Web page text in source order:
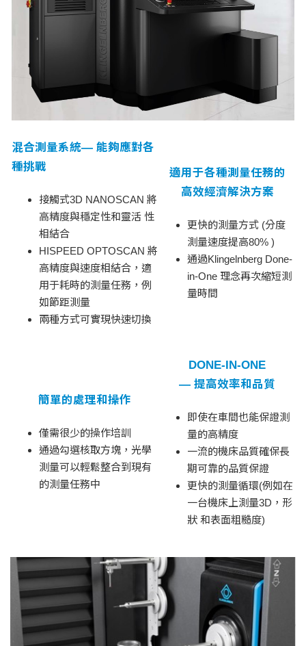
混合測量系統— 能夠應對各
種挑戰
接觸式3D NANOSCAN 將
高精度與穩定性和靈活 性
相結合
HISPEED OPTOSCAN 將
高精度與速度相結合，適
用于耗時的測量任務，例
如節距測量
兩種方式可實現快速切換
適用于各種測量任務的
高效經濟解決方案
更快的測量方式 (分度
測量速度提高80% )
通過Klingelnberg Done-
in-One 理念再次縮短測
量時間
簡單的處理和操作
僅需很少的操作培訓
通過勾選核取方塊，光學
測量可以輕鬆整合到現有
的測量任務中
DONE-IN-ONE
— 提高效率和品質
即使在車間也能保證測
量的高精度
一流的機床品質確保長
期可靠的品質保證
更快的測量循環(例如在
一台機床上測量3D，形
狀 和表面粗糙度)